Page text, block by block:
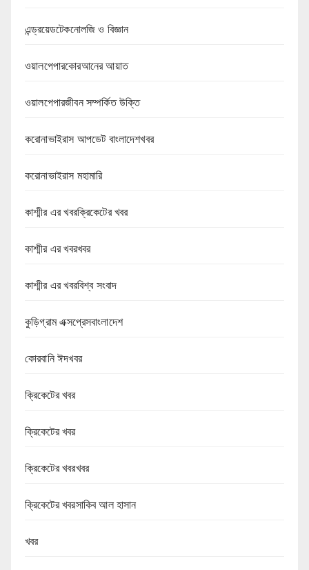
এন্ড্রয়েডটেকনোলজি ও বিজ্ঞান
ওয়ালপেপারকোরআনের আয়াত
ওয়ালপেপারজীবন সম্পর্কিত উক্তি
করোনাভাইরাস আপডেট বাংলাদেশখবর
করোনাভাইরাস মহামারি
কাশ্মীর এর খবরক্রিকেটের খবর
কাশ্মীর এর খবরখবর
কাশ্মীর এর খবরবিশ্ব সংবাদ
কুড়িগ্রাম এক্সপ্রেসবাংলাদেশ
কোরবানি ঈদখবর
ক্রিকেটের খবর
ক্রিকেটের খবর
ক্রিকেটের খবরখবর
ক্রিকেটের খবরসাকিব আল হাসান
খবর